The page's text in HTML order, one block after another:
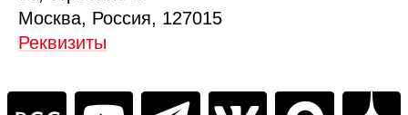
Москва, Россия, 127015
Реквизиты